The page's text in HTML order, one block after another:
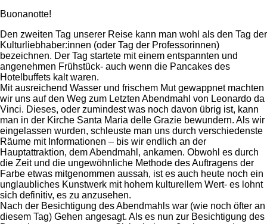
Buonanotte!
Den zweiten Tag unserer Reise kann man wohl als den Tag der
Kulturliebhaber:innen (oder Tag der Professorinnen)
bezeichnen. Der Tag startete mit einem entspannten und
angenehmen Frühstück- auch wenn die Pancakes des
Hotelbuffets kalt waren.
Mit ausreichend Wasser und frischem Mut gewappnet machten
wir uns auf den Weg zum Letzten Abendmahl von Leonardo da
Vinci. Dieses, oder zumindest was noch davon übrig ist, kann
man in der Kirche Santa Maria delle Grazie bewundern. Als wir
eingelassen wurden, schleuste man uns durch verschiedenste
Räume mit Informationen – bis wir endlich an der
Hauptattraktion, dem Abendmahl, ankamen. Obwohl es durch
die Zeit und die ungewöhnliche Methode des Auftragens der
Farbe etwas mitgenommen aussah, ist es auch heute noch ein
unglaubliches Kunstwerk mit hohem kulturellem Wert- es lohnt
sich definitiv, es zu anzusehen.
Nach der Besichtigung des Abendmahls war (wie noch öfter an
diesem Tag) Gehen angesagt. Als es nun zur Besichtigung des